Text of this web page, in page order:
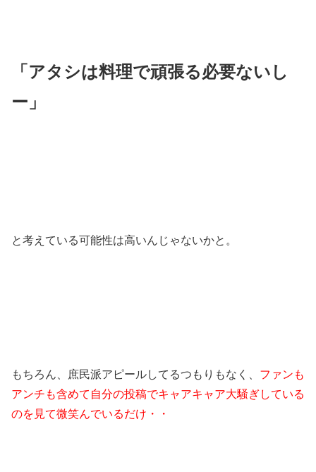
「アタシは料理で頑張る必要ないし
ー」
と考えている可能性は高いんじゃないかと。
もちろん、庶民派アピールしてるつもりもなく、 ファンも
アンチも含めて自分の投稿でキャアキャア大騒ぎしている
のを見て微笑んでいるだけ・・